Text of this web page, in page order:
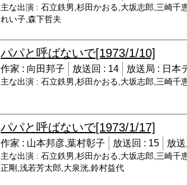
主な出演 : 石立鉄男,杉田かおる,大坂志郎,三崎千
れい子,森下哲夫
パパと呼ばないで[1973/1/10]
作家 : 向田邦子 放送回 : 14 放送局 : 日本
主な出演 : 石立鉄男,杉田かおる,大坂志郎,三崎千
パパと呼ばないで[1973/1/17]
作家 : 山本邦彦,葉村彰子 放送回 : 15 放
主な出演 : 石立鉄男,杉田かおる,大坂志郎,三崎千
正剛,浅若芳太郎,大泉洸,鈴村益代